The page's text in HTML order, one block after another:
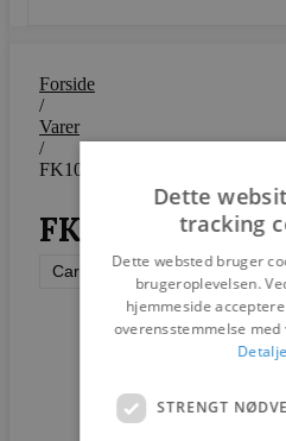
Forside
/
Varer
/
FK10 + FK11 – Plico Chair
FK10 + FK11 –
Carl Hansen & Søn
Dette
tracking
Dette websted bruger
brugeroplevelsen.
hjemmeside
overensstemmelse
STRENGT